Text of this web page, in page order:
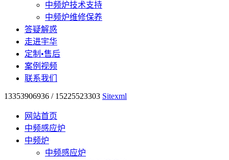
中频炉技术支持
中频炉维修保养
答疑解惑
走进宇华
定制•售后
案例视频
联系我们
13353906936 / 15225523303 Sitexml
网站首页
中频感应炉
中频炉
中频感应炉